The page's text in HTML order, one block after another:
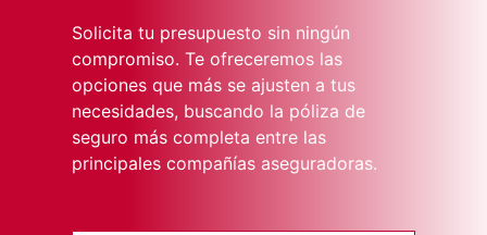
Solicita tu presupuesto sin ningún
compromiso. Te ofreceremos las
opciones que más se ajusten a tus
necesidades, buscando la póliza de
seguro más completa entre las
principales compañías aseguradoras.